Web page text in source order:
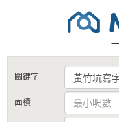
關鍵字
面積